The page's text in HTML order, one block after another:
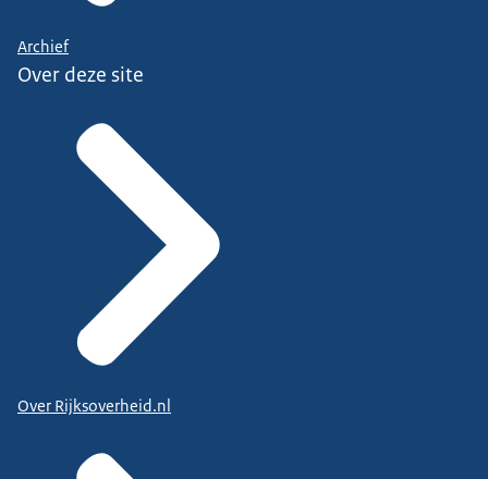
Archief
Over deze site
Over Rijksoverheid.nl